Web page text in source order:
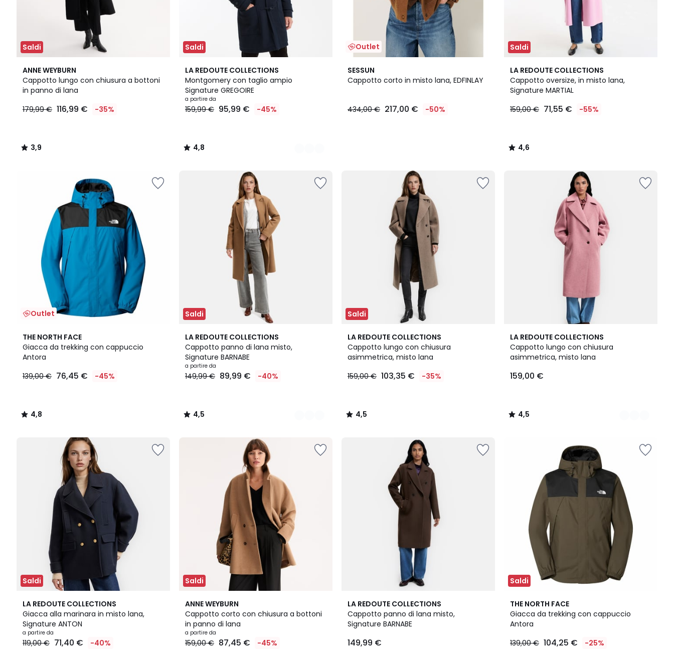
Saldi
ANNE WEYBURN
Cappotto lungo con chiusura a bottoni
in panno di lana
€
€
179,99 € 116,99 € -35%
3,9
/ 5
3,9
/
Saldi
LA REDOUTE COLLECTIONS
Montgomery con taglio ampio
Signature GREGOIRE
a partire da
159,99 € 95,99 € -45%
4,8
/ 5
2
Colori
4,8
/
Outlet
SESSUN
Cappotto corto in misto lana, EDFINLAY
434,00 € 217,00 € -50%
Saldi
LA REDOUTE COLLECTIONS
Cappotto oversize, in misto lana,
Signature MARTIAL
159,00 € 71,55 € -55%
4,6
/ 5
4,6
/
Outlet
THE NORTH FACE
Giacca da trekking con cappuccio
Antora
139,00 € 76,45 € -45%
4,8
/ 5
4,8
/
Saldi
LA REDOUTE COLLECTIONS
Cappotto panno di lana misto,
Signature BARNABE
a partire da
149,99 € 89,99 € -40%
4,5
/ 5
3
Colori
4,5
/
Saldi
LA REDOUTE COLLECTIONS
Cappotto lungo con chiusura
asimmetrica, misto lana
159,00 € 103,35 € -35%
4,5
/ 5
4,5
/
LA REDOUTE COLLECTIONS
Cappotto lungo con chiusura
asimmetrica, misto lana
159,00 €
4,5
/ 5
2
Colori
4,5
/
Saldi
LA REDOUTE COLLECTIONS
Giacca alla marinara in misto lana,
Signature ANTON
a partire da
119,00 € 71,40 € -40%
4,5
/ 5
2
Colori
Saldi
ANNE WEYBURN
Cappotto corto con chiusura a bottoni
in panno di lana
a partire da
159,00 € 87,45 € -45%
4,3
/ 5
3
Colori
LA REDOUTE COLLECTIONS
Cappotto panno di lana misto,
Signature BARNABE
149,99 €
4,5
/ 5
Saldi
THE NORTH FACE
Giacca da trekking con cappuccio
Antora
139,00 € 104,25 € -25%
4,8
/ 5